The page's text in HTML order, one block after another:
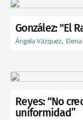
González: "El
Ángela Vázquez
Reyes: “No
uniformidad”